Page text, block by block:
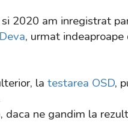
2020 am inregistrat
, urmat indeaproape
la testarea OSD,
ne gandim la